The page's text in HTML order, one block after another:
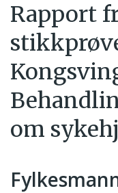
Rapport
om